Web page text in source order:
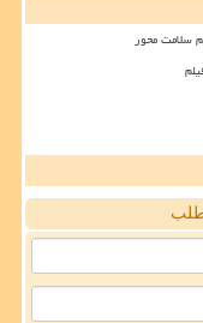
سلامت محور